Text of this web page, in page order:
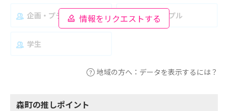
情報をリクエストする
企画・プランナー 夫婦・カップル
学生
地域の方へ：データを表示するには？
森町の推しポイント